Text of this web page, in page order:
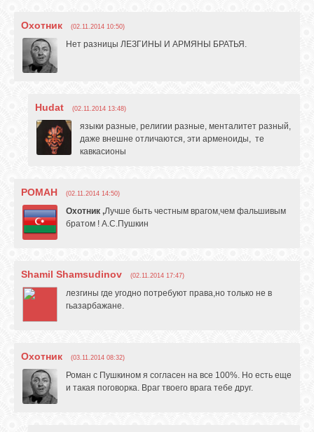
Охотник (02.11.2014 10:50)
Нет разницы ЛЕЗГИНЫ И АРМЯНЫ БРАТЬЯ.
Hudat (02.11.2014 13:48)
языки разные, религии разные, менталитет разный,
даже внешне отличаются, эти арменоиды, те
кавкасионы
РОМАН (02.11.2014 14:50)
Охотник ,Лучше быть честным врагом,чем фальшивым
братом ! А.С.Пушкин
Shamil Shamsudinov (02.11.2014 17:47)
лезгины где угодно потребуют права,но только не в
гьазарбажане.
Охотник (03.11.2014 08:32)
Роман с Пушкином я согласен на все 100%. Но есть еще
и такая поговорка. Враг твоего врага тебе друг.